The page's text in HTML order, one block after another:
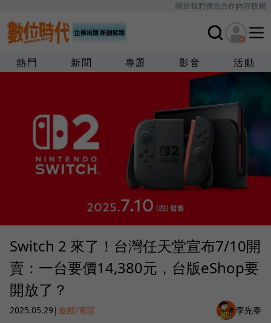
關於我們廣告合作內容授權
熱門 新聞 專題 影音 活動
Switch 2 來了！台灣任天堂宣布7/10開
賣：一台要價14,380元，台版eShop要
開放了？
2025.05.29|遊戲/電競 李先泰